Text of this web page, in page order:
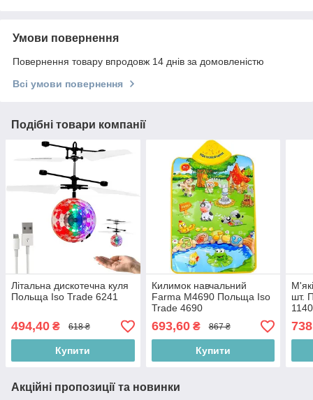
Умови повернення
Повернення товару впродовж 14 днів за домовленістю
Всі умови повернення
Подібні товари компанії
Літальна дискотечна куля
Польща Iso Trade 6241
494,40 ₴ 618 ₴
Купити
Килимок навчальний
Farma M4690 Польща Iso
Trade 4690
693,60₴ 867 ₴
Купити
шт.
Акційні пропозиції та новинки